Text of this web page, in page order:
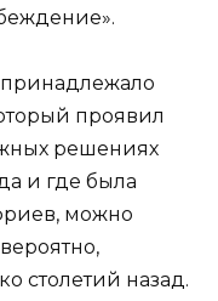
проявил
решениях
и где была
можно
столетий назад.